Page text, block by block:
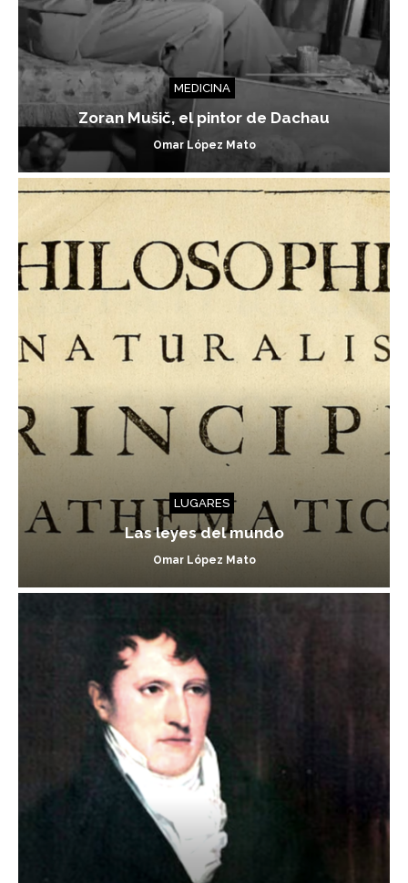
MEDICINA
Zoran Mušič, el pintor de Dachau
Omar López Mato
LUGARES
Las leyes del mundo
Omar López Mato